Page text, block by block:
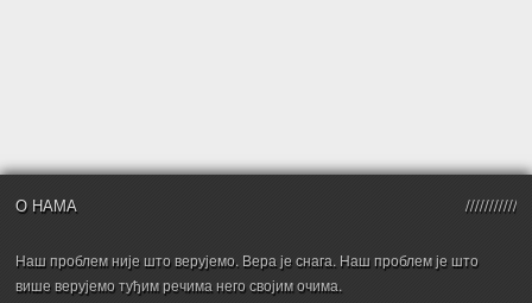
О НАМА
Наш проблем није што верујемо. Вера је снага. Наш проблем је што
више верујемо туђим речима него својим очима.